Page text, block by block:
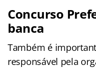
Concurso
banca
Também é
responsável pela